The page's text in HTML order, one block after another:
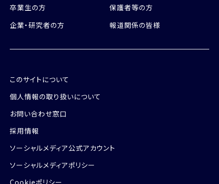
卒業生の方
保護者等の方
企業・研究者の方
報道関係の皆様
このサイトについて
個人情報の取り扱いについて
お問い合わせ窓口
採用情報
ソーシャルメディア公式アカウント
ソーシャルメディアポリシー
Cookieポリシー